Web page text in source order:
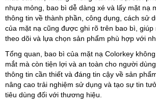
nhựa mỏng, bao bì dễ dàng xé và lấy mặt nạ
thông tin về thành phần, công dụng, cách sử
của mặt nạ cũng được ghi rõ trên bao bì,
theo dõi và lựa chọn sản phẩm phù hợp với
Tổng quan, bao bì của mặt nạ Colorkey
mắt mà còn tiện lợi và an toàn cho người
thông tin cần thiết và đáng tin cậy về sản
nâng cao trải nghiệm sử dụng và tạo sự tin
tiêu dùng đối với thương hiệu.